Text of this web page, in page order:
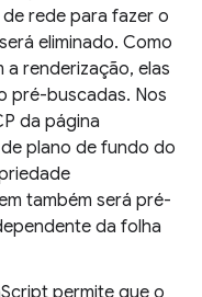
de rede para fazer o
eliminado. Como
a renderização, elas
pré-buscadas. Nos
da página
plano de fundo do
também será pré-
da folha
permite que o